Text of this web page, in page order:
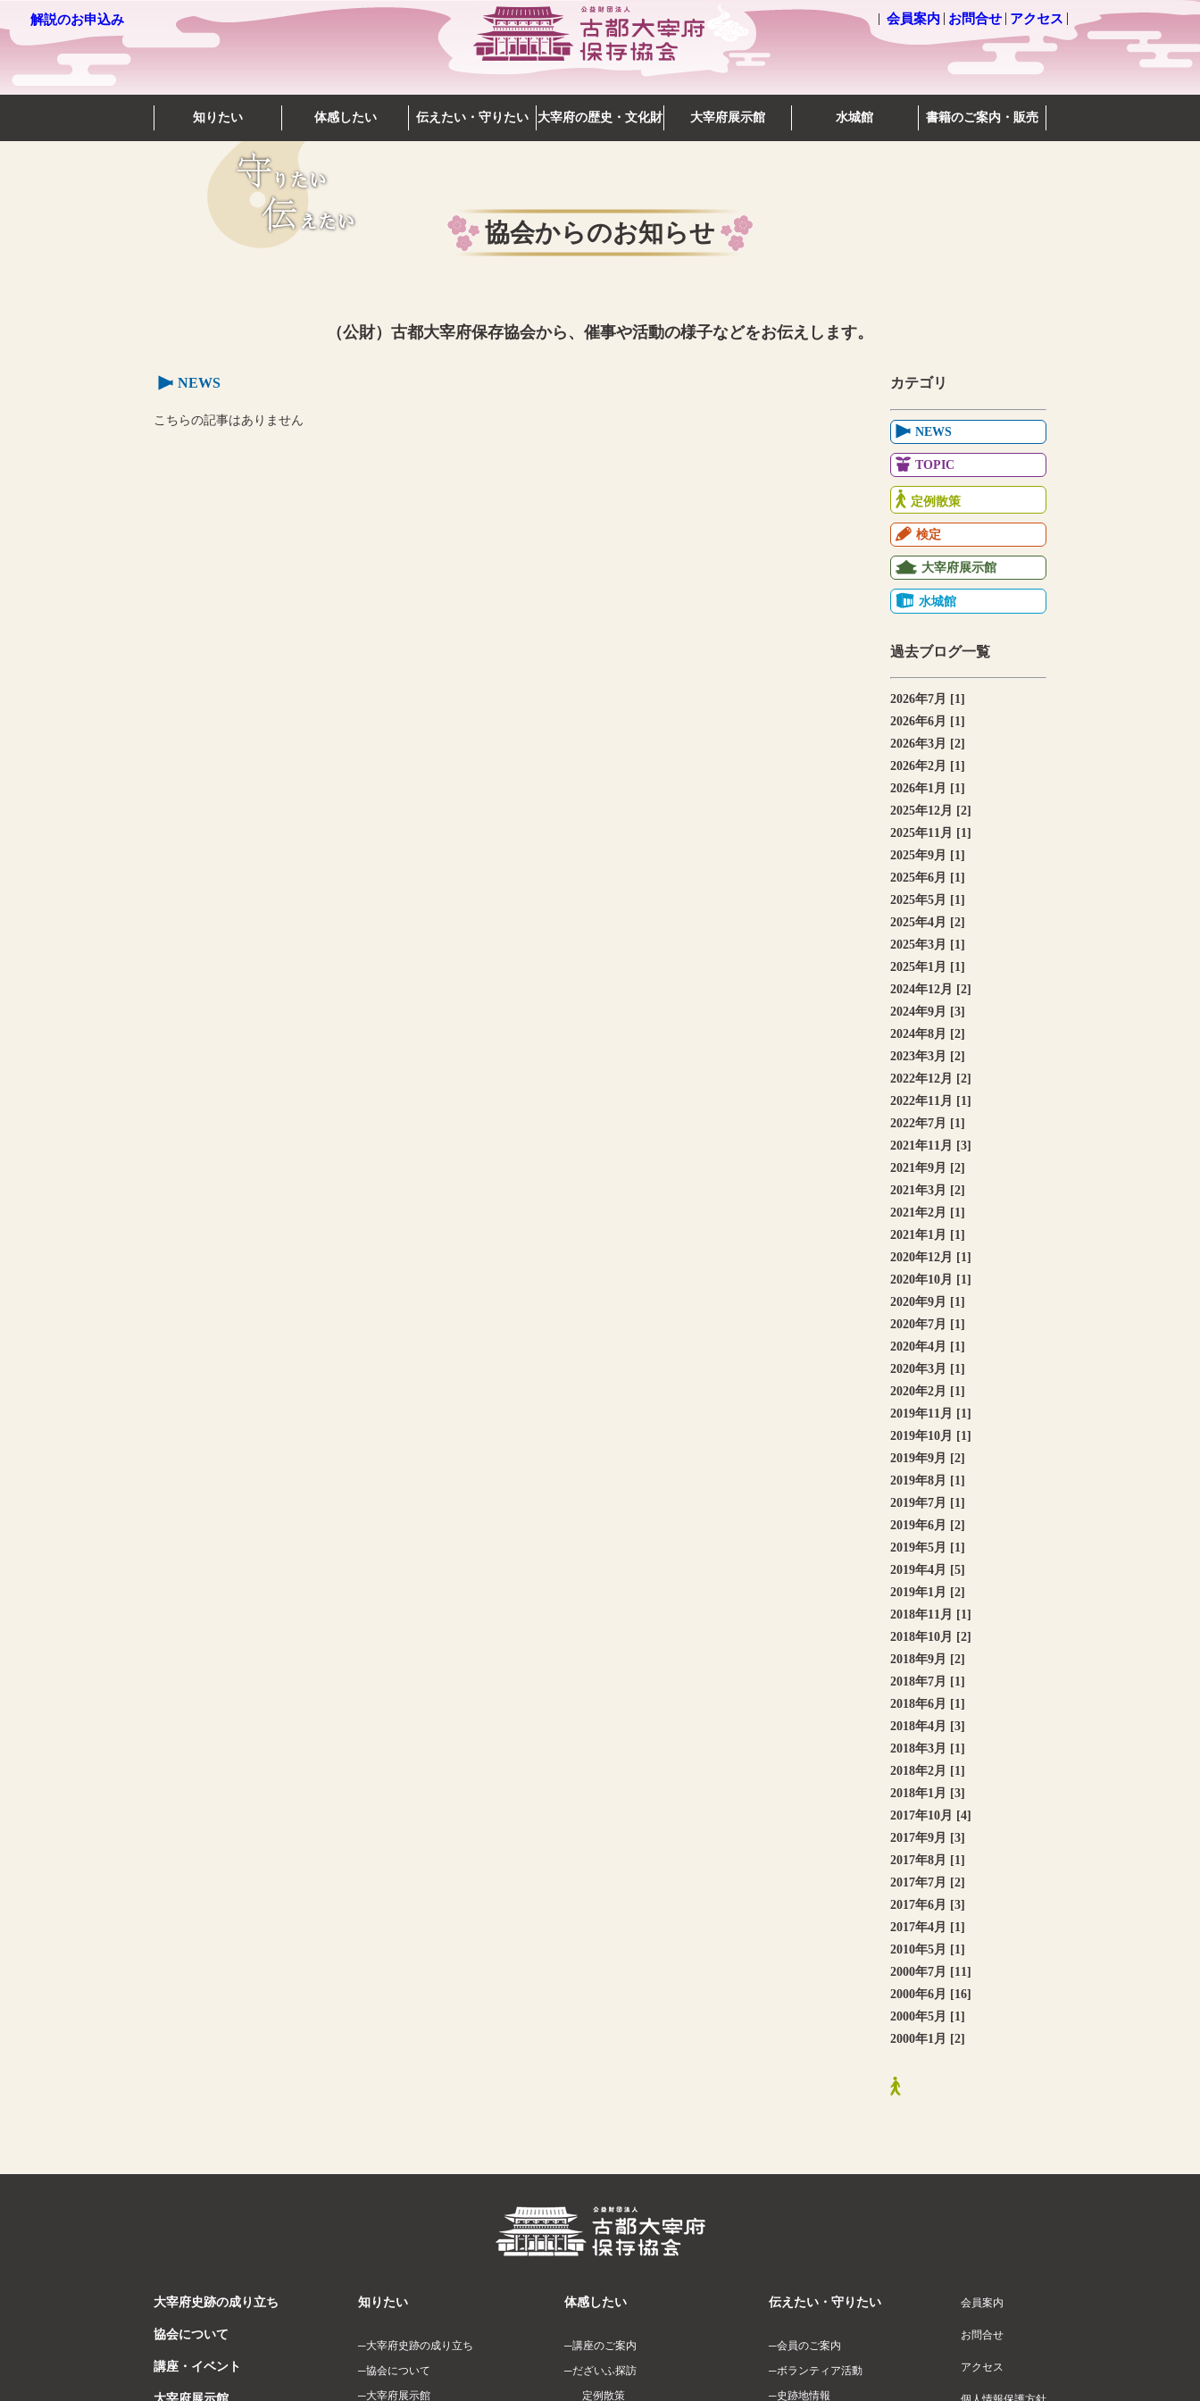
解説のお申込み 会員案内 お問合せ アクセス
知りたい 体感したい 伝えたい・守りたい 大宰府の歴史・文化財 大宰府展示館 水城館 書籍のご案内・販売
協会からのお知らせ
（公財）古都大宰府保存協会から、催事や活動の様子などをお伝えします。
カテゴリ
NEWS
TOPIC
定例散策
検定
大宰府展示館
水城館
過去ブログ一覧
2026年7月 [1]
2026年6月 [1]
2026年3月 [2]
2026年2月 [1]
2026年1月 [1]
2025年12月 [2]
2025年11月 [1]
2025年9月 [1]
2025年6月 [1]
2025年5月 [1]
2025年4月 [2]
2025年3月 [1]
2025年1月 [1]
2024年12月 [2]
2024年9月 [3]
2024年8月 [2]
2023年3月 [2]
2022年12月 [2]
2022年11月 [1]
2022年7月 [1]
2021年11月 [3]
2021年9月 [2]
2021年3月 [2]
2021年2月 [1]
2021年1月 [1]
2020年12月 [1]
2020年10月 [1]
2020年9月 [1]
2020年7月 [1]
2020年4月 [1]
2020年3月 [1]
2020年2月 [1]
2019年11月 [1]
2019年10月 [1]
2019年9月 [2]
2019年8月 [1]
2019年7月 [1]
2019年6月 [2]
2019年5月 [1]
2019年4月 [5]
2019年1月 [2]
2018年11月 [1]
2018年10月 [2]
2018年9月 [2]
2018年7月 [1]
2018年6月 [1]
2018年4月 [3]
2018年3月 [1]
2018年2月 [1]
2018年1月 [3]
2017年10月 [4]
2017年9月 [3]
2017年8月 [1]
2017年7月 [2]
2017年6月 [3]
2017年4月 [1]
2010年5月 [1]
2000年7月 [11]
2000年6月 [16]
2000年5月 [1]
2000年1月 [2]
NEWS
こちらの記事はありません
大宰府史跡の成り立ち
協会について
講座・イベント
知りたい
大宰府史跡の成り立ち
協会について
大宰府展示館
体感したい
講座のご案内
だざいふ探訪
定例散策
伝えたい・守りたい
会員のご案内
ボランティア活動
史跡地情報
会員案内
お問合せ
アクセス